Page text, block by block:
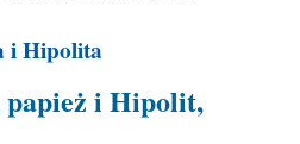
i Hipolita
papież i Hipolit,